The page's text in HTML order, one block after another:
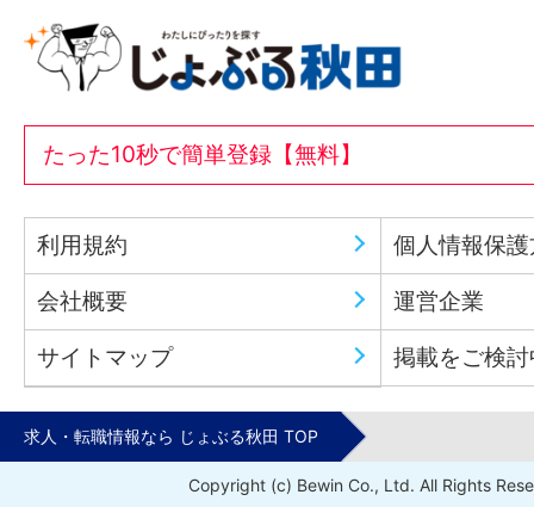
たった10秒で簡単登録【無料】
利用規約 個人情報保
会社概要 運営企業
サイトマップ 掲載をご検
求人・転職情報なら じょぶる秋田 TOP
Copyright (c) Bewin Co., Ltd. All Rights